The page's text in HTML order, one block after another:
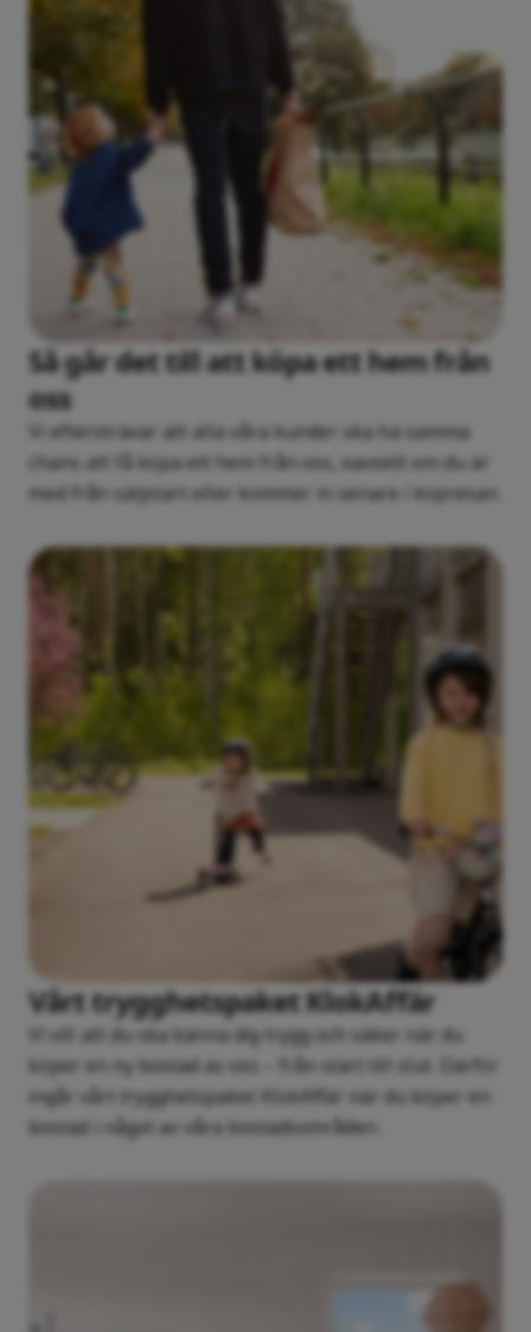
Så går det till att köpa ett hem från
oss
Vi eftersträvar att alla våra kunder ska ha samma
chans att få köpa ett hem från oss, oavsett om du är
med från säljstart eller kommer in senare i köpresan.
Vårt trygghetspaket KlokAffär
Vi vill att du ska känna dig trygg och säker när du
köper en ny bostad av oss – från start till slut. Därför
ingår vårt trygghetspaket KlokAffär när du köper en
bostad i något av våra bostadsområden.